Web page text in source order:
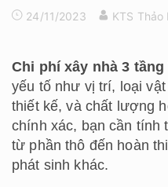
24/11/2023 KTS Thảo
Chi phí xây nhà 3 tầng
yếu tố như vị trí, loại
thiết kế, và chất lượng
chính xác, bạn cần tính
từ phần thô đến hoàn
phát sinh khác.